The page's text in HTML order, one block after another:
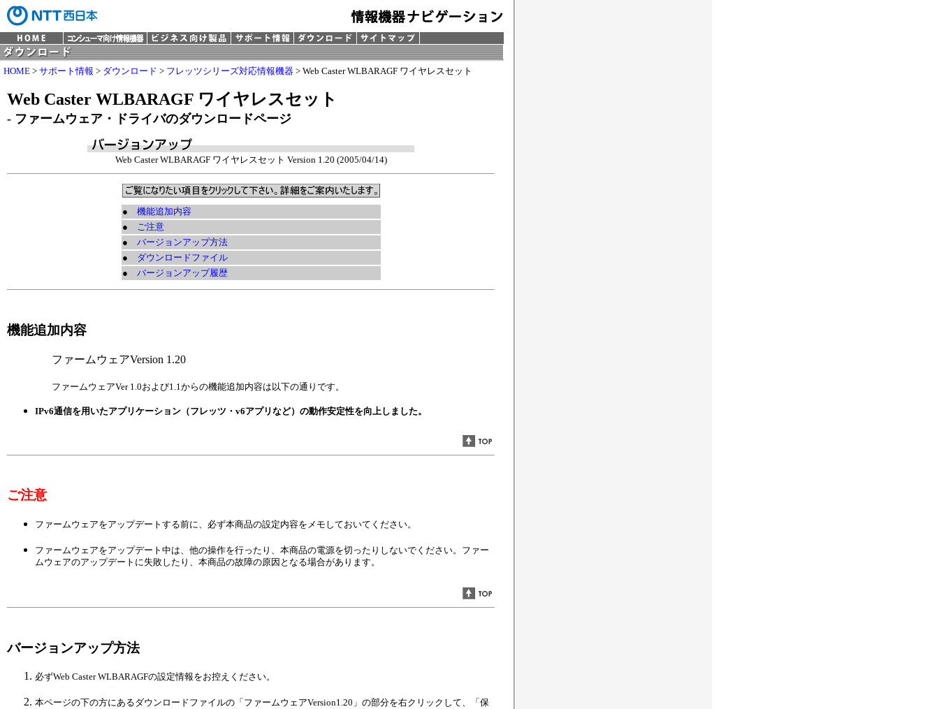
HOME > サポート情報 > ダウンロード > フレッツシリーズ対応情報機器 > Web Caster WLBARAGF ワイヤレスセット
Web Caster WLBARAGF ワイヤレスセット
- ファームウェア・ドライバのダウンロードページ
Web Caster WLBARAGF ワイヤレスセット Version 1.20 (2005/04/14)
● 機能追加内容
● ご注意
● バージョンアップ方法
● ダウンロードファイル
● バージョンアップ履歴
機能追加内容
ファームウェアVersion 1.20
ファームウェアVer 1.0および1.1からの機能追加内容は以下の通りです。
IPv6通信を用いたアプリケーション（フレッツ・v6アプリなど）の動作安定性を向上しました。
ご注意
ファームウェアをアップデートする前に、必ず本商品の設定内容をメモしておいてください。
ファームウェアをアップデート中は、他の操作を行ったり、本商品の電源を切ったりしないでください。ファー
ムウェアのアップデートに失敗したり、本商品の故障の原因となる場合があります。
バージョンアップ方法
必ずWeb Caster WLBARAGFの設定情報をお控えください。
本ページの下の方にあるダウンロードファイルの「ファームウェアVersion1.20」の部分を右クリックして、「保